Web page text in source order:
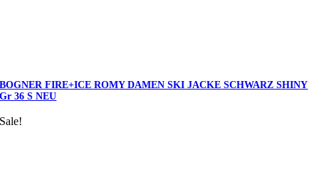
BOGNER FIRE+ICE ROMY DAMEN SKI JACKE SCHWARZ SHINY
Gr 36 S NEU
Sale!